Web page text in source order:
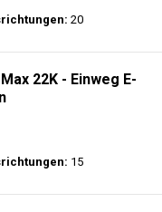
20
22K - Einweg E-
15